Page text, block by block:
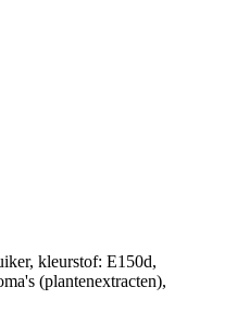
kleurstof: E150d,
(plantenextracten),